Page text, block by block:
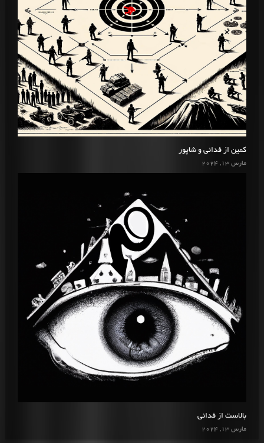
کمین از فدائی و شاپور
مارس 13, 2024
بالاست از فدائی
مارس 13, 2024